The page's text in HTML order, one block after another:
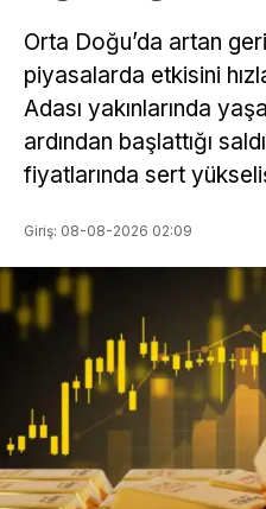
Orta Doğu’da artan
piyasalarda etkisini
Adası yakınlarında
ardından başlattığı
fiyatlarında sert
Giriş: 08-08-2026 02:09